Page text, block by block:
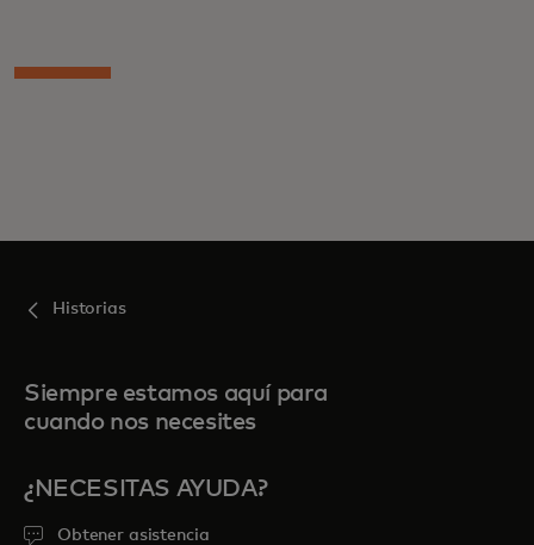
Historias
Siempre estamos aquí para
cuando nos necesites
¿NECESITAS AYUDA?
Obtener asistencia